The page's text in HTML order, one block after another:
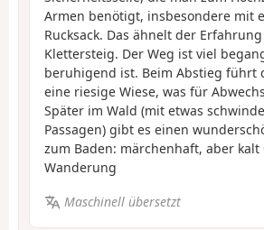
Armen benötigt, insbesondere mit
Rucksack. Das ähnelt der
Klettersteig. Der Weg ist viel
beruhigend ist. Beim Abstieg führt
eine riesige Wiese, was für
Später im Wald (mit etwas
Passagen) gibt es einen
zum Baden: märchenhaft, aber kalt
Wanderung
Maschinell übersetzt